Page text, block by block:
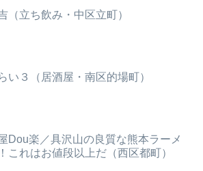
（立ち飲み・中区立町）
い３（居酒屋・南区的場町）
Dou楽／具沢山の良質な熊本ラーメ
これはお値段以上だ（西区都町）